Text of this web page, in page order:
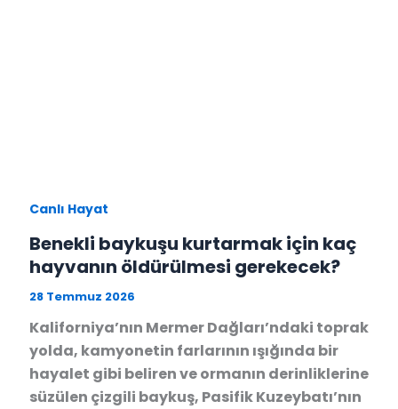
Canlı Hayat
Benekli baykuşu kurtarmak için kaç
hayvanın öldürülmesi gerekecek?
28 Temmuz 2026
Kaliforniya’nın Mermer Dağları’ndaki toprak
yolda, kamyonetin farlarının ışığında bir
hayalet gibi beliren ve ormanın derinliklerine
süzülen çizgili baykuş, Pasifik Kuzeybatı’nın